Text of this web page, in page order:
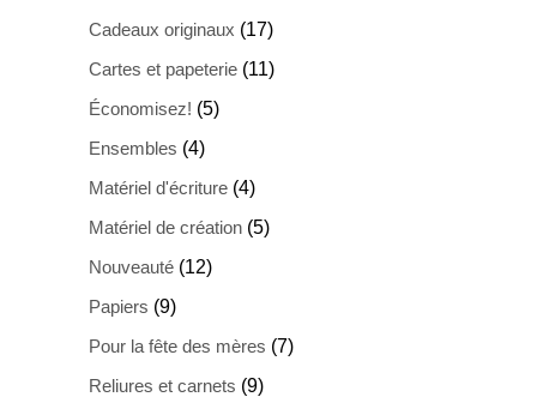
Cadeaux originaux (17)
Cartes et papeterie (11)
Économisez! (5)
Ensembles (4)
Matériel d'écriture (4)
Matériel de création (5)
Nouveauté (12)
Papiers (9)
Pour la fête des mères (7)
Reliures et carnets (9)